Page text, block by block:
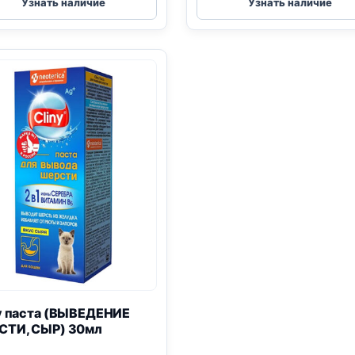
ШЕРСТИ)
75мл
Узнать наличие
гель,
Узнать наличие
паста (ВЫВЕДЕНИЕ
СЫР) 30мл